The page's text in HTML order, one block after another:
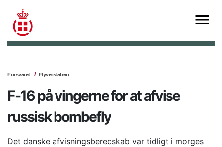
Forsvaret Flyverstaben
F-16 på vingerne for at afvise
russisk bombefly
Det danske afvisningsberedskab var tidligt i morges